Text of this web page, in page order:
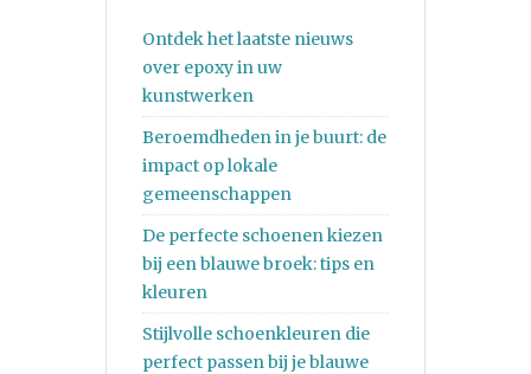
Ontdek het laatste nieuws
over epoxy in uw
kunstwerken
Beroemdheden in je buurt: de
impact op lokale
gemeenschappen
De perfecte schoenen kiezen
bij een blauwe broek: tips en
kleuren
Stijlvolle schoenkleuren die
perfect passen bij je blauwe